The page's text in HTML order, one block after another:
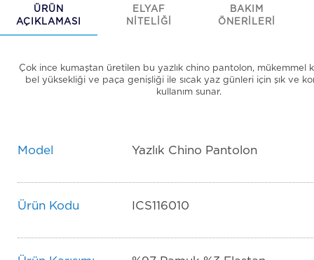
ÜRÜN
AÇIKLAMASI
ELYAF
NİTELİĞİ
BAKIM
ÖNERİLERİ
Çok ince kumaştan üretilen bu yazlık chino pantolon, mükemmel
bel yüksekliği ve paça genişliği ile sıcak yaz günleri için şık ve
kullanım sunar.
Model Yazlık Chino Pantolon
Ürün Kodu ICS116010